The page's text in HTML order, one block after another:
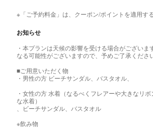
※「ご予約料金」は、クーポン/ポイントを適用す
お知らせ
・本プランは天候の影響を受ける場合がございま
なる可能性がございますので、予めご了承ください
■ご用意いただく物
・男性の方 ビーチサンダル、バスタオル、
・女性の方 水着（なるべくフレアーや大きなリ
な水着）
、ビーチサンダル、バスタオル
※飲み物